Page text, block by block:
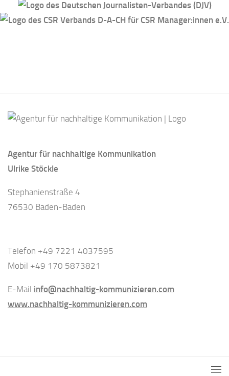
Agentur für nachhaltige Kommunikation
Ulrike Stöckle
Stephanienstraße 4
76530 Baden-Baden
Telefon +49 7221 4037595
Mobil +49 170 5873821
E-Mail info@nachhaltig-kommunizieren.com
www.nachhaltig-kommunizieren.com